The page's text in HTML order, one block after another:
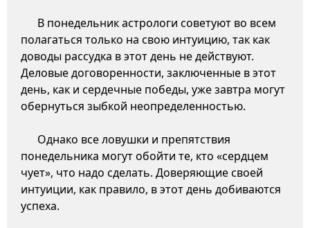
В понедельник астрологи советуют во всем
полагаться только на свою интуицию, так как
доводы рассудка в этот день не действуют.
Деловые договоренности, заключенные в этот
день, как и сердечные победы, уже завтра могут
обернуться зыбкой неопределенностью.
Однако все ловушки и препятствия
понедельника могут обойти те, кто «сердцем
чует», что надо сделать. Доверяющие своей
интуиции, как правило, в этот день добиваются
успеха.